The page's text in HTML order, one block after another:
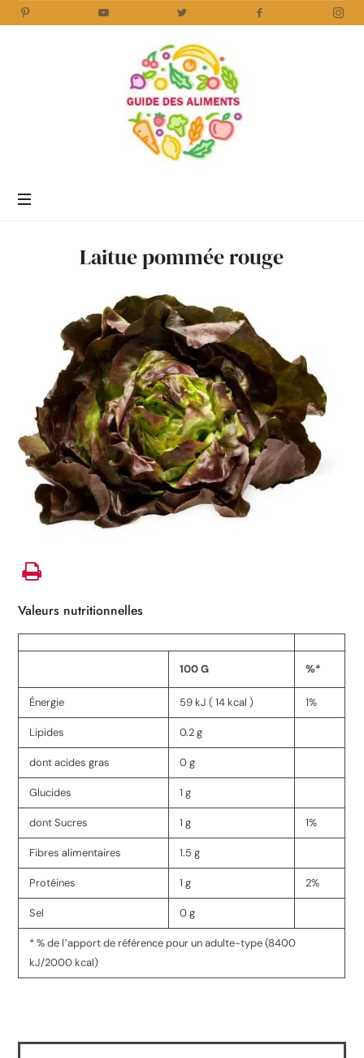
Aliments
www.guidedesaliments.comLaitue pommée rouge
Valeurs nutritionnelles
100 G %*
Énergie 59 kJ ( 14 kcal ) 1%
Lipides 0.2 g
dont acides gras 0 g
Glucides 1 g
dont Sucres 1 g 1%
Fibres alimentaires 1.5 g
Protéines 1 g 2%
Sel 0 g
* % de lʼapport de référence pour un adulte-type (8400
kJ/2000 kcal)